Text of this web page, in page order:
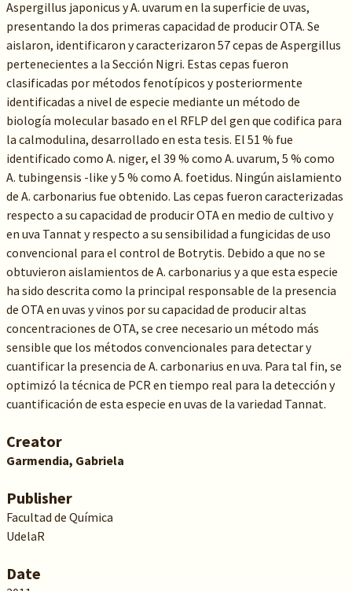
Aspergillus japonicus y A. uvarum en la superficie de uvas,
presentando la dos primeras capacidad de producir OTA. Se
aislaron, identificaron y caracterizaron 57 cepas de Aspergillus
pertenecientes a la Sección Nigri. Estas cepas fueron
clasificadas por métodos fenotípicos y posteriormente
identificadas a nivel de especie mediante un método de
biología molecular basado en el RFLP del gen que codifica para
la calmodulina, desarrollado en esta tesis. El 51 % fue
identificado como A. niger, el 39 % como A. uvarum, 5 % como
A. tubingensis -like y 5 % como A. foetidus. Ningún aislamiento
de A. carbonarius fue obtenido. Las cepas fueron caracterizadas
respecto a su capacidad de producir OTA en medio de cultivo y
en uva Tannat y respecto a su sensibilidad a fungicidas de uso
convencional para el control de Botrytis. Debido a que no se
obtuvieron aislamientos de A. carbonarius y a que esta especie
ha sido descrita como la principal responsable de la presencia
de OTA en uvas y vinos por su capacidad de producir altas
concentraciones de OTA, se cree necesario un método más
sensible que los métodos convencionales para detectar y
cuantificar la presencia de A. carbonarius en uva. Para tal fin, se
optimizó la técnica de PCR en tiempo real para la detección y
cuantificación de esta especie en uvas de la variedad Tannat.
Creator
Garmendia, Gabriela
Publisher
Facultad de Química
UdelaR
Date